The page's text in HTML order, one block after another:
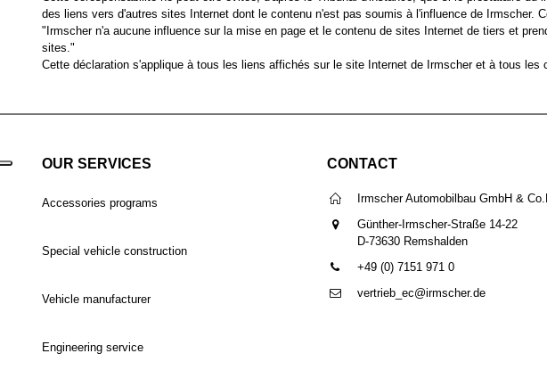
des liens vers d'autres sites Internet dont le contenu n'est pas soumis à l'influence de
"Irmscher n'a aucune influence sur la mise en page et le contenu de sites Internet de tiers et
sites."
Cette déclaration s'applique à tous les liens affichés sur le site Internet de Irmscher et à tous
OUR SERVICES
Accessories programs
Special vehicle construction
Vehicle manufacturer
Engineering service
CONTACT
Irmscher Automobilbau GmbH &
Günther-Irmscher-Straße 14-22
D-73630 Remshalden
+49 (0) 7151 971 0
vertrieb_ec@irmscher.de